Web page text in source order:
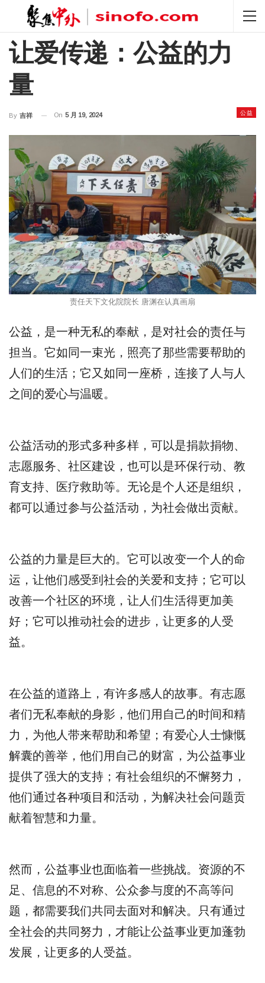
让爱传递：公益的力
量
公益
By 吉祥 On 5 月 19, 2024
责任天下文化院院长 唐渊在认真画扇
公益，是一种无私的奉献，是对社会的责任与
担当。它如同一束光，照亮了那些需要帮助的
人们的生活；它又如同一座桥，连接了人与人
之间的爱心与温暖。
公益活动的形式多种多样，可以是捐款捐物、
志愿服务、社区建设，也可以是环保行动、教
育支持、医疗救助等。无论是个人还是组织，
都可以通过参与公益活动，为社会做出贡献。
公益的力量是巨大的。它可以改变一个人的命
运，让他们感受到社会的关爱和支持；它可以
改善一个社区的环境，让人们生活得更加美
好；它可以推动社会的进步，让更多的人受
益。
在公益的道路上，有许多感人的故事。有志愿
者们无私奉献的身影，他们用自己的时间和精
力，为他人带来帮助和希望；有爱心人士慷慨
解囊的善举，他们用自己的财富，为公益事业
提供了强大的支持；有社会组织的不懈努力，
他们通过各种项目和活动，为解决社会问题贡
献着智慧和力量。
然而，公益事业也面临着一些挑战。资源的不
足、信息的不对称、公众参与度的不高等问
题，都需要我们共同去面对和解决。只有通过
全社会的共同努力，才能让公益事业更加蓬勃
发展，让更多的人受益。